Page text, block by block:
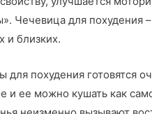
Чечевица для похудения
и близких.
для похудения готовятся
и ее можно кушать как